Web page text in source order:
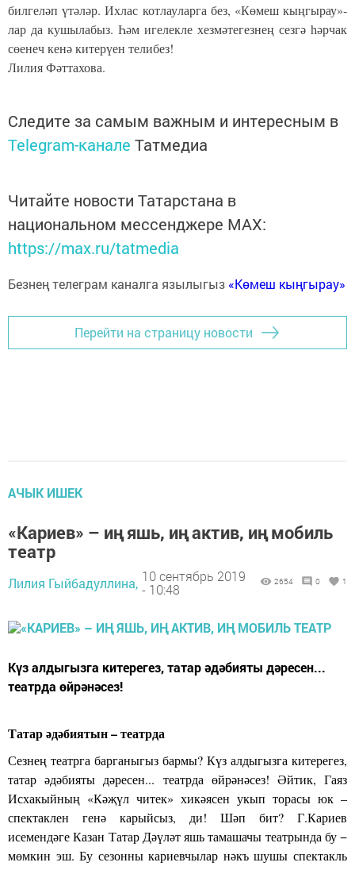
бил­ге­ләп үтә­ләр. Их­лас кот­лау­лар­га без, «Кө­меш кың­гы­рау»­
лар да ку­шы­ла­быз. Һәм иге­лек­ле хез­мә­те­гез­нең сез­гә һәр­чак
сө­е­неч ке­нә ки­те­рү­ен те­ли­без!
Ли­лия Фәт­та­хо­ва.
Следите за самым важным и интересным в
Telegram-канале Татмедиа
Читайте новости Татарстана в
национальном мессенджере MАХ:
https://max.ru/tatmedia
Безнең телеграм каналга язылыгыз «Көмеш кыңгырау»
Перейти на страницу новости
АЧЫК ИШЕК
«Кариев» – иң яшь, иң актив, иң мобиль
театр
Лилия Гыйбадуллина, 10 сентябрь 2019
- 10:48
2654 0 1
Күз алдыгызга китерегез, татар әдәбияты дәресен...
театрда өйрәнәсез!
Татар әдәбиятын – театрда
Сезнең театрга барганыгыз бармы? Күз алдыгызга китерегез,
татар әдәбияты дәресен... театрда өйрәнәсез! Әйтик, Гаяз
Исхакыйның «Кәҗүл читек» хикәясен укып торасы юк –
спектаклен генә карыйсыз, ди! Шәп бит? Г.Кариев
исемендәге Казан Татар Дәүләт яшь тамашачы театрында бу −
мөмкин эш. Бу сезонны кариевчылар нәкъ шушы спектакль